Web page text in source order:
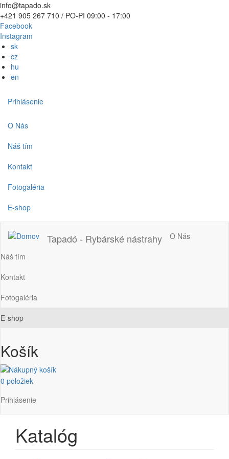
Skočiť
na
hlavný
obsah
info@tapado.sk
+421 905 267 710 / PO-PI 09:00 - 17:00
Facebook
Instagram
sk
cz
hu
en
Používateľské
Prihlásenie
Main
navigation
O Nás
Náš tím
Kontakt
Fotogaléria
E-shop
Tapadó - Rybárské nástrahy
Main
navigation
O Nás
Náš tím
Kontakt
Fotogaléria
E-shop
Košík
0 položiek
Používateľské
menu
Prihlásenie
Katalóg